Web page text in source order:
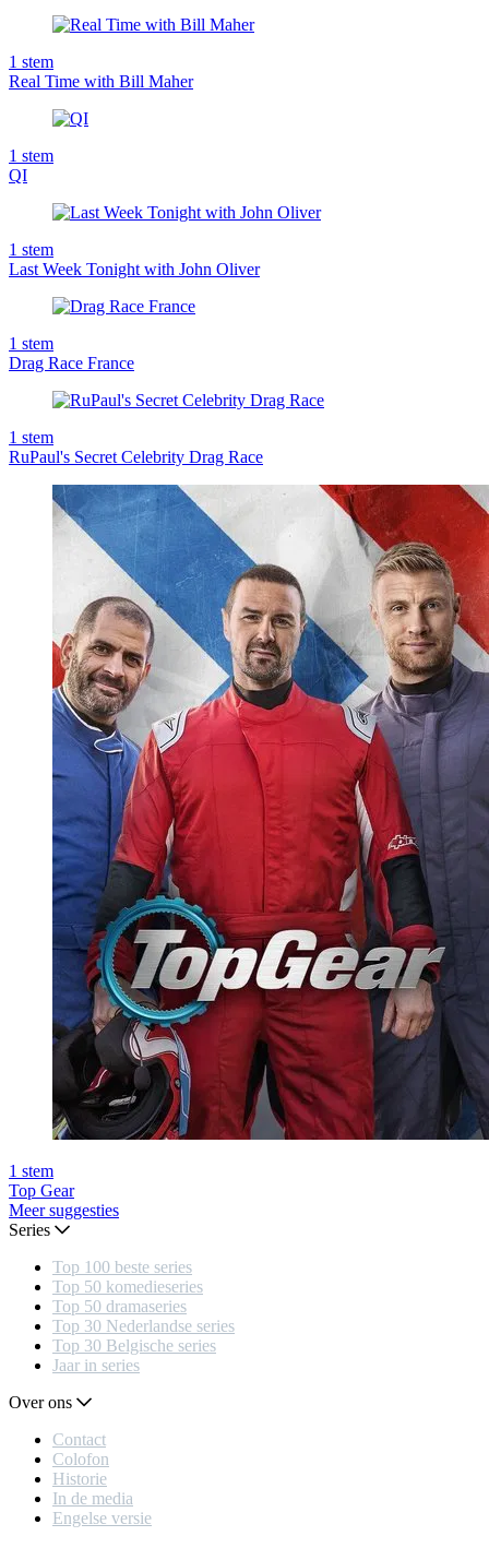
1 stem
Real Time with Bill Maher
1 stem
QI
1 stem
Last Week Tonight with John Oliver
1 stem
Drag Race France
1 stem
RuPaul's Secret Celebrity Drag Race
1 stem
Top Gear
Meer suggesties
Series
Top 100 beste series
Top 50 komedieseries
Top 50 dramaseries
Top 30 Nederlandse series
Top 30 Belgische series
Jaar in series
Over ons
Contact
Colofon
Historie
In de media
Engelse versie